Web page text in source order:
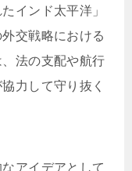
インド太平洋」
交戦略における
法の支配や航行
力して守り抜く
アイデアとして